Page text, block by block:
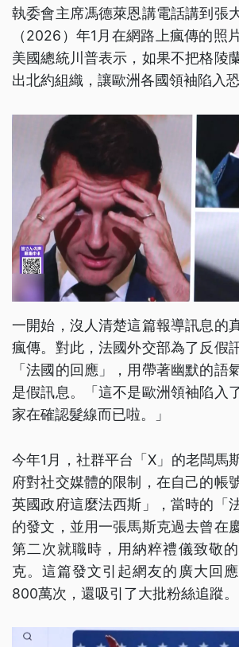
執委會主席馮德萊恩講電話講到張
（2026）年1月在網路上瘋傳的照
美國總統川普表示，如果不把格陵
出北約組織，讓歐洲各國領袖陷入恐
一開始，沒人清楚這篇報導訊息的
瘋傳。對此，法國外交部為了反假
「法國的回應」，用帶著幽默的語
是假訊息。「這不是歐洲領袖陷入
家在確認髮線而已啦。」
今年1月，社群平台「X」的老闆馬
府對社交媒體的限制，在自己的帳
英國政府這麼法西斯」，當時的「
的發文，並用一張馬斯克過去曾在
第二次就職時，用納粹禮儀致敬
克。這篇發文引起網友的廣大回
800萬次，還吸引了大批粉絲追蹤。